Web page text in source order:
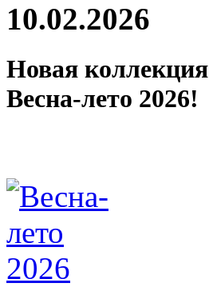
10.02.2026
Новая коллекция
Весна-лето 2026!